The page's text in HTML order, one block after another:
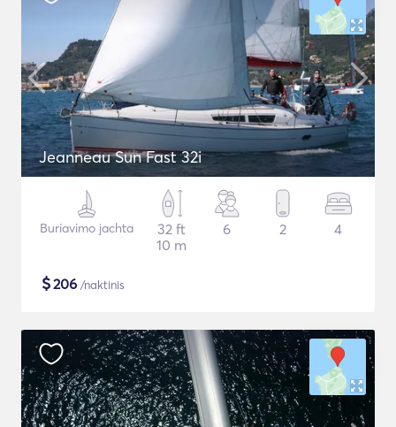
Jeanneau Sun Fast 32i
Buriavimo jachta
32 ft
10 m
6 2 4
$206 /naktinis